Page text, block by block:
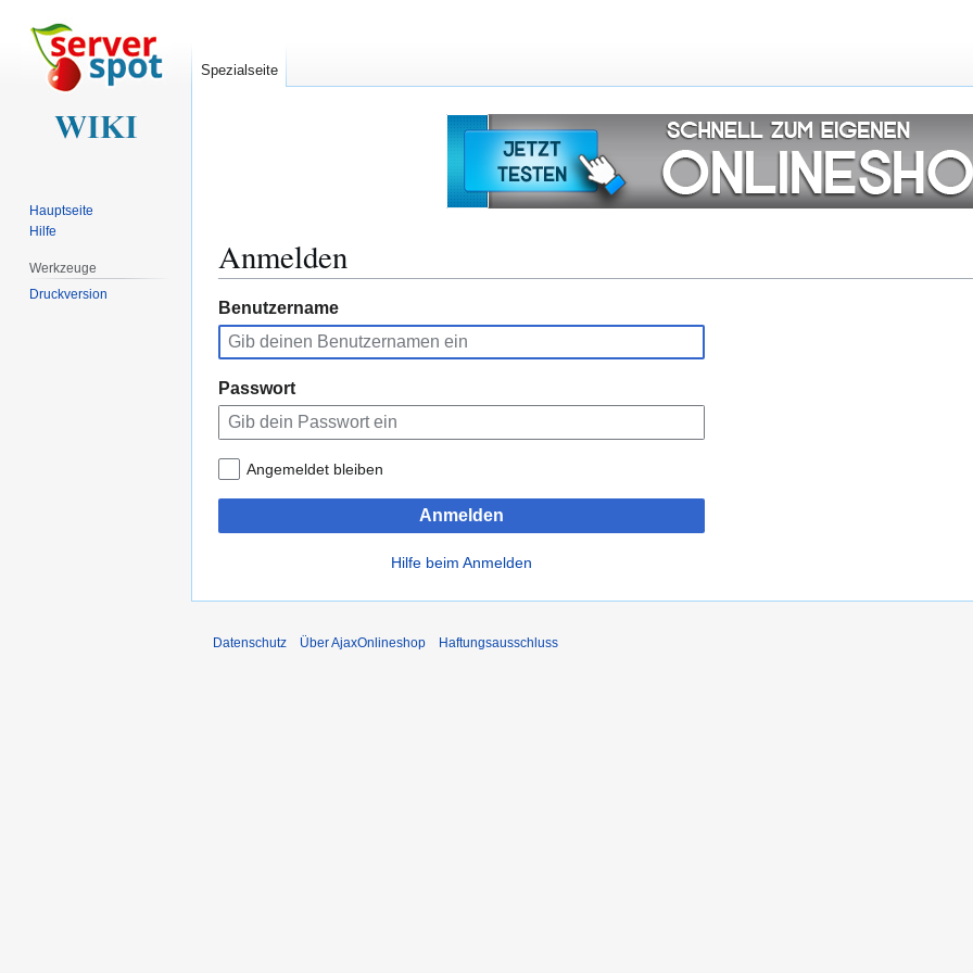
Anmelden
Zur
Navigation
springen
Zur
Suche
springen
Benutzername
Passwort
Angemeldet bleiben
Anmelden
Hilfe beim Anmelden
Spezialseite
Hauptseite
Hilfe
Werkzeuge
Druckversion
Datenschutz Über AjaxOnlineshop Haftungsausschluss